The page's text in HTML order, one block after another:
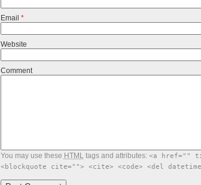
Email *
Website
Comment
You may use these HTMLtags and attributes: <a href=""
<blockquote cite=""> <cite> <code> <del